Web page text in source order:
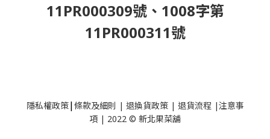
11PR000309號、1008字第
11PR000311號
隱私權政策|條款及細則 | 退換貨政策| 退貨流程 |注意事
項 | 2022 © 新北果菜舖